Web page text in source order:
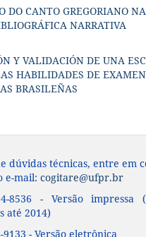
DO CANTO GREGORIANO
NARRATIVA
Y VALIDACIÓN DE UNA
HABILIDADES DE
BRASILEÑAS
dúvidas técnicas, entre em
e-mail: cogitare@ufpr.br
8536 - Versão impressa
até 2014)
9133 - Versão eletrônica